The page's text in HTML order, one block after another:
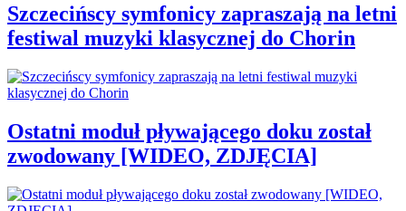
Szczecińscy symfonicy zapraszają na letni
festiwal muzyki klasycznej do Chorin
Ostatni moduł pływającego doku został
zwodowany [WIDEO, ZDJĘCIA]